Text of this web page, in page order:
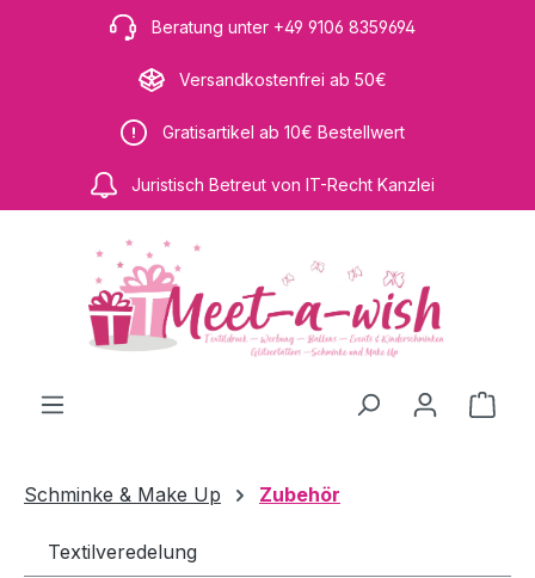
Zum Hauptinhalt springenBeratung unter +49 9106 8359694
Versandkostenfrei ab 50€
Gratisartikel ab 10€ Bestellwert
Juristisch Betreut von IT-Recht Kanzlei
Schminke & Make Up Zubehör
Textilveredelung